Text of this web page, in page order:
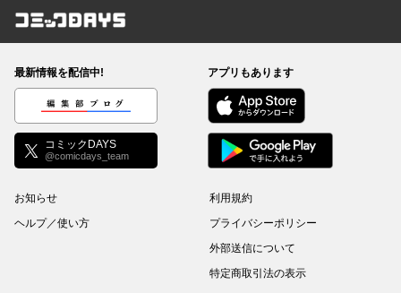
コミックDAYS
最新情報を配信中!
編集部ブログ
コミックDAYS
@comicdays_team
アプリもあります
お知らせ
ヘルプ／使い方
利用規約
プライバシーポリシー
外部送信について
特定商取引法の表示